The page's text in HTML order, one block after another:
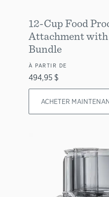
12-Cup Food
Attachment
Bundle
À PARTIR DE
494,95 $
ACHETER